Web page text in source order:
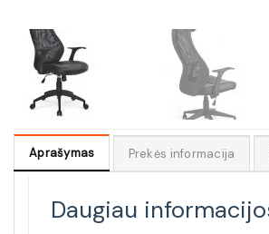
Aprašymas Prekės informacija
Daugiau